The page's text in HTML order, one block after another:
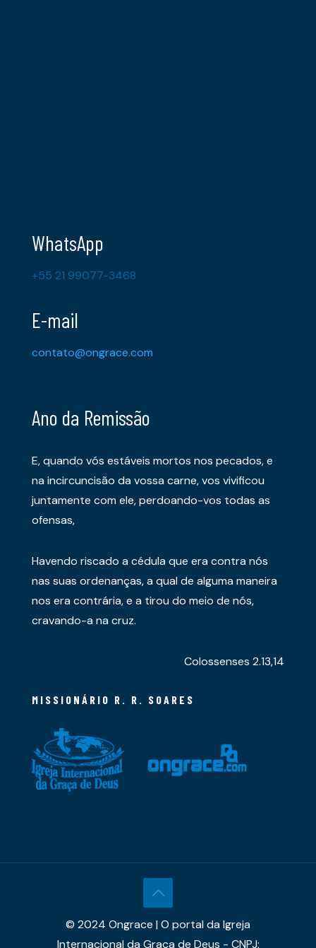
WhatsApp
+55 21 99077-3468
E-mail
contato@ongrace.com
Ano da Remissão
E, quando vós estáveis mortos nos pecados, e
na incircuncisão da vossa carne, vos vivificou
juntamente com ele, perdoando-vos todas as
ofensas,
Havendo riscado a cédula que era contra nós
nas suas ordenanças, a qual de alguma maneira
nos era contrária, e a tirou do meio de nós,
cravando-a na cruz.
Colossenses 2.13,14
MISSIONÁRIO R. R. SOARES
© 2024 Ongrace | O portal da Igreja
Internacional da Graça de Deus - CNPJ: